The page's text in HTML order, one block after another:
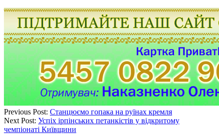
Previous Post: Станцюємо гопака на руїнах кремля
Next Post: Успіх ірпінських петанкістів у відкритому
чемпіонаті Київщини